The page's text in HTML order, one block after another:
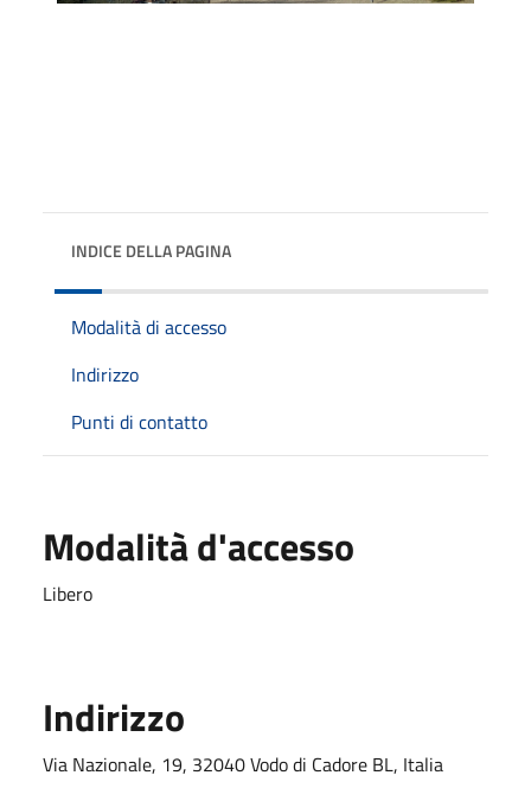
INDICE DELLA PAGINA
Modalità di accesso
Indirizzo
Punti di contatto
Modalità d'accesso
Libero
Indirizzo
Via Nazionale, 19, 32040 Vodo di Cadore BL, Italia